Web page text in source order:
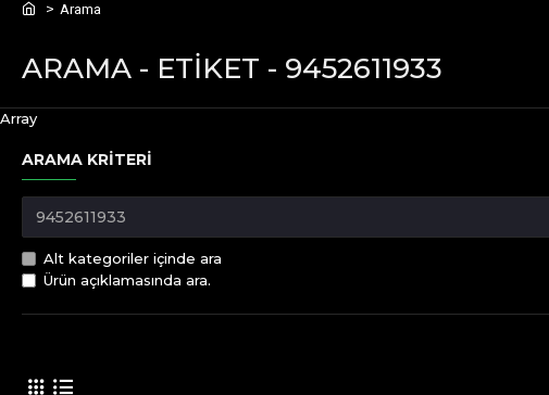
Arama
ARAMA - ETIKET - 9452611933
Array
ARAMA KRITERI
Alt kategoriler içinde ara
Ürün açıklamasında ara.